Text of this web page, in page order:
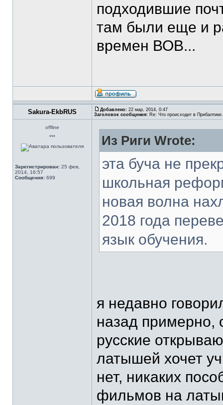
подходившие
там были еще и
времен ВОВ...
Sakura-EkbRUS Добавлено: 22 мар, 2014, 0:47
Заголовок сообщения: Re: Что происходит в Прибалтике.
offline
***
Зарегистрирован: 25 фев,
2014, 16:57
Сообщения: 699
Из Риги Wrote:
эта буча не
школьная
новая волна
2018 года
язык обучения.
я недавно
назад примерно,
русские
латышей хочет
нет, никаких
фильмов на